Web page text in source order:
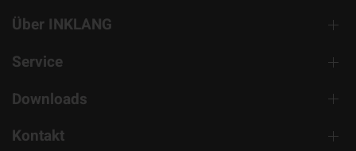
Über INKLANG
Service
Downloads
Kontakt